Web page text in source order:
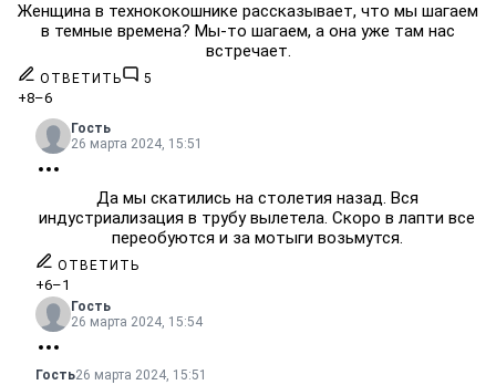
Женщина в технококошнике рассказывает, что мы шагаем
в темные времена? Мы-то шагаем, а она уже там нас
встречает.
ОТВЕТИТЬ 5
+8–6
Гость
26 марта 2024, 15:51
Да мы скатились на столетия назад. Вся
индустриализация в трубу вылетела. Скоро в лапти все
переобуются и за мотыги возьмутся.
ОТВЕТИТЬ
+6–1
Гость
26 марта 2024, 15:54
Гость26 марта 2024, 15:51